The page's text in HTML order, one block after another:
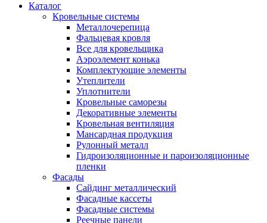
Каталог
Кровельные системы
Металлочерепица
Фальцевая кровля
Все для кровельщика
Аэроэлемент конька
Комплектующие элементы
Утеплители
Уплотнители
Кровельные саморезы
Декоративные элементы
Кровельная вентиляция
Мансардная продукция
Рулонный металл
Гидроизоляционные и пароизоляционные
пленки
Фасады
Сайдинг металлический
Фасадные кассеты
Фасадные системы
Реечные панели